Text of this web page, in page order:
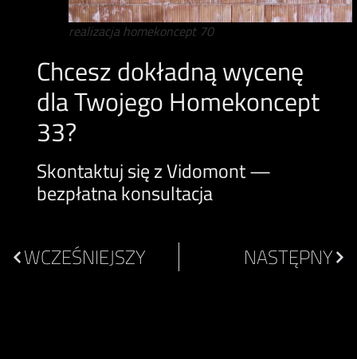
realizacja homekoncept 70
Chcesz dokładną wycenę
dla Twojego Homekoncept
33?
Skontaktuj się z Vidomont —
bezpłatna konsultacja
WCZEŚNIEJSZY NASTĘPNY